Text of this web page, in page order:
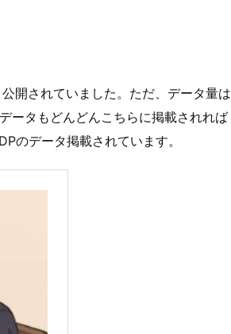
開されていました。ただ、データ量は
ータもどんどんこちらに掲載されれば
のデータ掲載されています。